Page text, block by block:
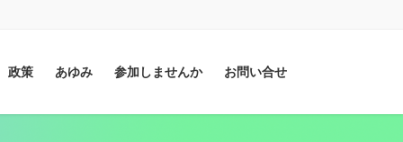
政策 あゆみ 参加しませんか お問い合せ